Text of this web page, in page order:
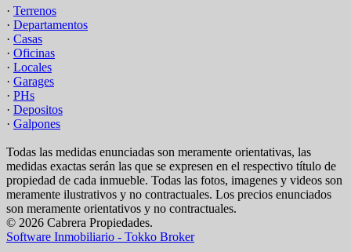
· Terrenos
· Departamentos
· Casas
· Oficinas
· Locales
· Garages
· PHs
· Depositos
· Galpones
Todas las medidas enunciadas son meramente orientativas, las
medidas exactas serán las que se expresen en el respectivo título de
propiedad de cada inmueble. Todas las fotos, imagenes y videos son
meramente ilustrativos y no contractuales. Los precios enunciados
son meramente orientativos y no contractuales.
© 2026 Cabrera Propiedades.
Software Inmobiliario - Tokko Broker